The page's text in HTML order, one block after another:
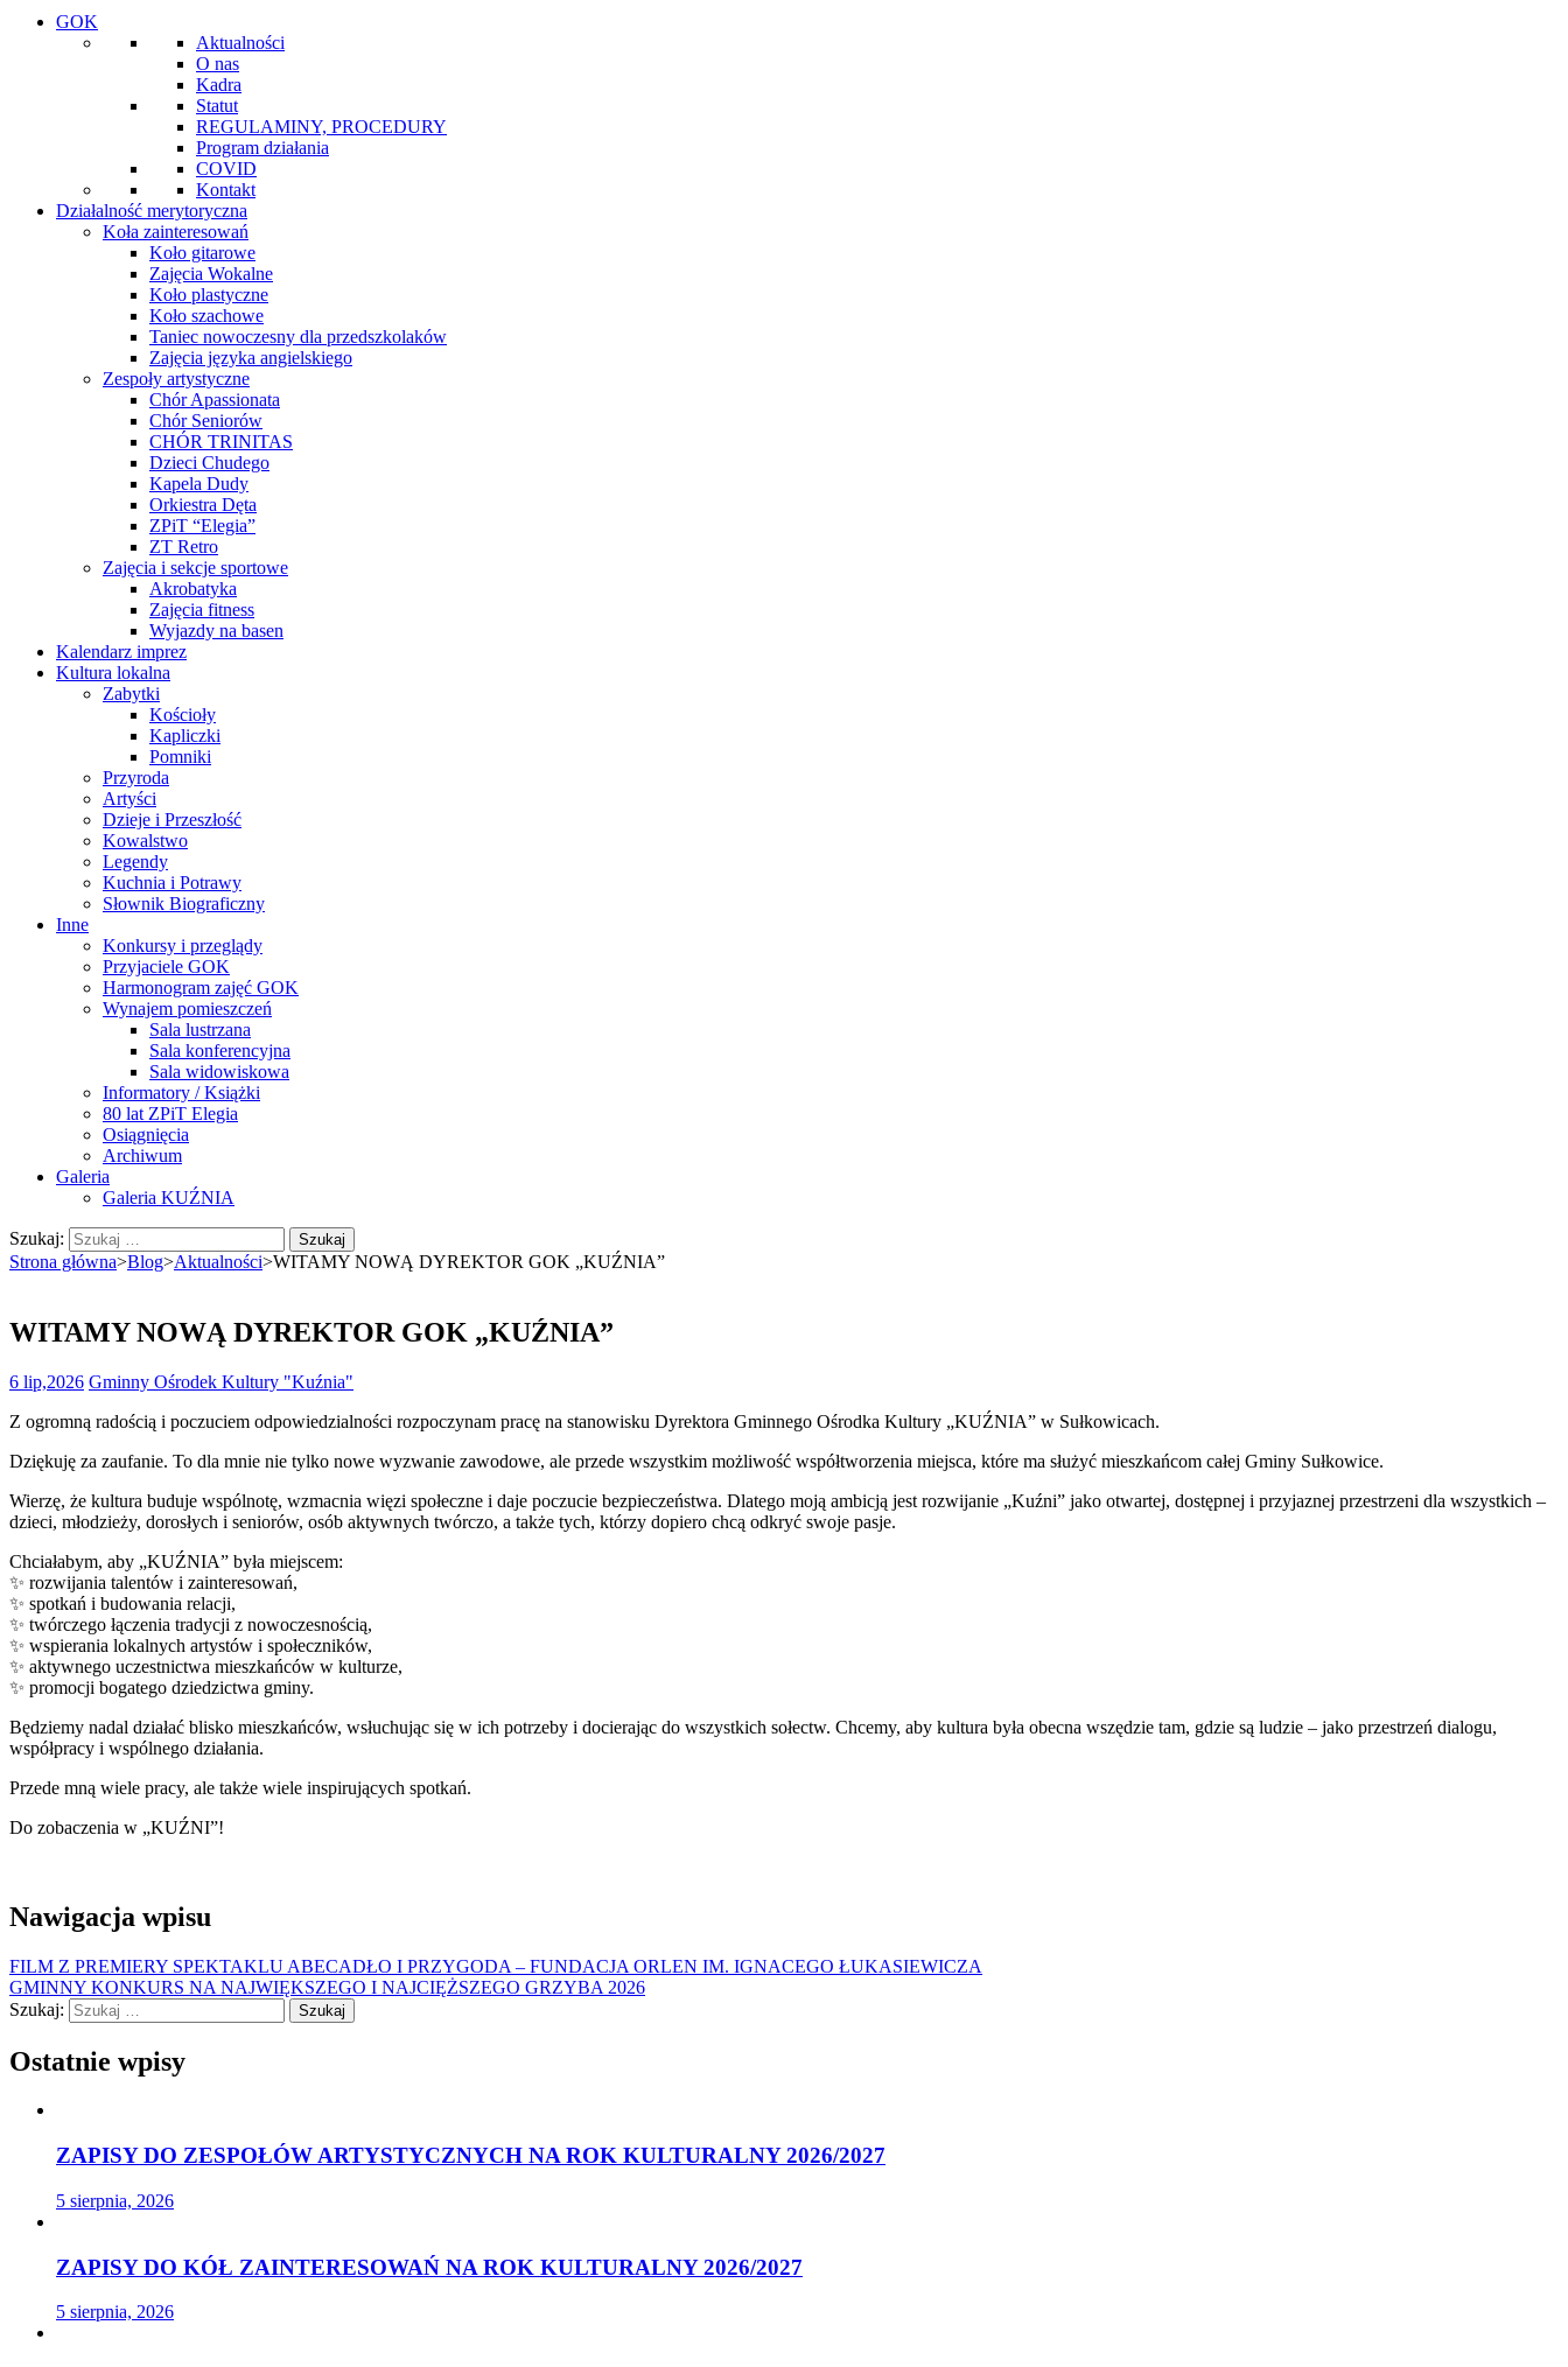
GOK
Aktualności
O nas
Kadra
Statut
REGULAMINY, PROCEDURY
Program działania
COVID
Kontakt
Działalność merytoryczna
Koła zainteresowań
Koło gitarowe
Zajęcia Wokalne
Koło plastyczne
Koło szachowe
Taniec nowoczesny dla przedszkolaków
Zajęcia języka angielskiego
Zespoły artystyczne
Chór Apassionata
Chór Seniorów
CHÓR TRINITAS
Dzieci Chudego
Kapela Dudy
Orkiestra Dęta
ZPiT “Elegia”
ZT Retro
Zajęcia i sekcje sportowe
Akrobatyka
Zajęcia fitness
Wyjazdy na basen
Kalendarz imprez
Kultura lokalna
Zabytki
Kościoły
Kapliczki
Pomniki
Przyroda
Artyści
Dzieje i Przeszłość
Kowalstwo
Legendy
Kuchnia i Potrawy
Słownik Biograficzny
Inne
Konkursy i przeglądy
Przyjaciele GOK
Harmonogram zajęć GOK
Wynajem pomieszczeń
Sala lustrzana
Sala konferencyjna
Sala widowiskowa
Informatory / Książki
80 lat ZPiT Elegia
Osiągnięcia
Archiwum
Galeria
Galeria KUŹNIA
Szukaj:
Strona główna>Blog>Aktualności>WITAMY NOWĄ DYREKTOR GOK „KUŹNIA”
WITAMY NOWĄ DYREKTOR GOK „KUŹNIA”
6 lip,2026 Gminny Ośrodek Kultury "Kuźnia"
Z ogromną radością i poczuciem odpowiedzialności rozpoczynam pracę na stanowisku Dyrektora Gminnego Ośrodka Kultury „KUŹNIA” w Sułkowicach.
Dziękuję za zaufanie. To dla mnie nie tylko nowe wyzwanie zawodowe, ale przede wszystkim możliwość współtworzenia miejsca, które ma służyć mieszkańcom całej Gminy Sułkowice.
Wierzę, że kultura buduje wspólnotę, wzmacnia więzi społeczne i daje poczucie bezpieczeństwa. Dlatego moją ambicją jest rozwijanie „Kuźni” jako otwartej, dostępnej i przyjaznej przestrzeni dla wszystkich –
dzieci, młodzieży, dorosłych i seniorów, osób aktywnych twórczo, a także tych, którzy dopiero chcą odkryć swoje pasje.
Chciałabym, aby „KUŹNIA” była miejscem:
✨ rozwijania talentów i zainteresowań,
✨ spotkań i budowania relacji,
✨ twórczego łączenia tradycji z nowoczesnością,
✨ wspierania lokalnych artystów i społeczników,
✨ aktywnego uczestnictwa mieszkańców w kulturze,
✨ promocji bogatego dziedzictwa gminy.
Będziemy nadal działać blisko mieszkańców, wsłuchując się w ich potrzeby i docierając do wszystkich sołectw. Chcemy, aby kultura była obecna wszędzie tam, gdzie są ludzie – jako przestrzeń dialogu,
współpracy i wspólnego działania.
Przede mną wiele pracy, ale także wiele inspirujących spotkań.
Do zobaczenia w „KUŹNI”!
Nawigacja wpisu
FILM Z PREMIERY SPEKTAKLU ABECADŁO I PRZYGODA – FUNDACJA ORLEN IM. IGNACEGO ŁUKASIEWICZA
GMINNY KONKURS NA NAJWIĘKSZEGO I NAJCIĘŻSZEGO GRZYBA 2026
Szukaj:
Ostatnie wpisy
ZAPISY DO ZESPOŁÓW ARTYSTYCZNYCH NA ROK KULTURALNY 2026/2027
5 sierpnia, 2026
ZAPISY DO KÓŁ ZAINTERESOWAŃ NA ROK KULTURALNY 2026/2027
5 sierpnia, 2026